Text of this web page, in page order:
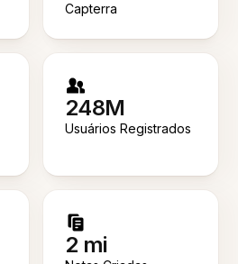
Capterra
248M
Usuários Registrados
2 mi